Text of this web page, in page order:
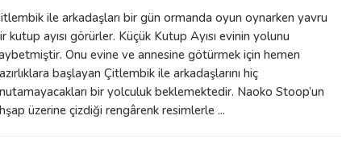
ile arkadaşları bir gün ormanda oyun oynarken yavru
kutup ayısı görürler. Küçük Kutup Ayısı evinin yolunu
Onu evine ve annesine götürmek için hemen
başlayan Çitlembik ile arkadaşlarını hiç
bir yolculuk beklemektedir. Naoko Stoop’un
üzerine çizdiği rengârenk resimlerle ...